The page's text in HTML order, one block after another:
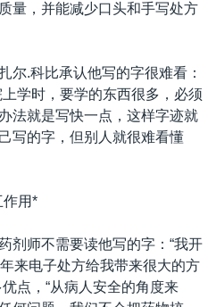
量，并能减少口头和手写处方
尔.科比承认他写的字很难看：
学时，要学的东西很多，必须
法就是写快一点，这样字迹就
写的字，但别人就很难看懂
作用*
剂师不需要读他写的字：“我开
来电子处方给我带来很大的方
点，“从病人安全的角度来